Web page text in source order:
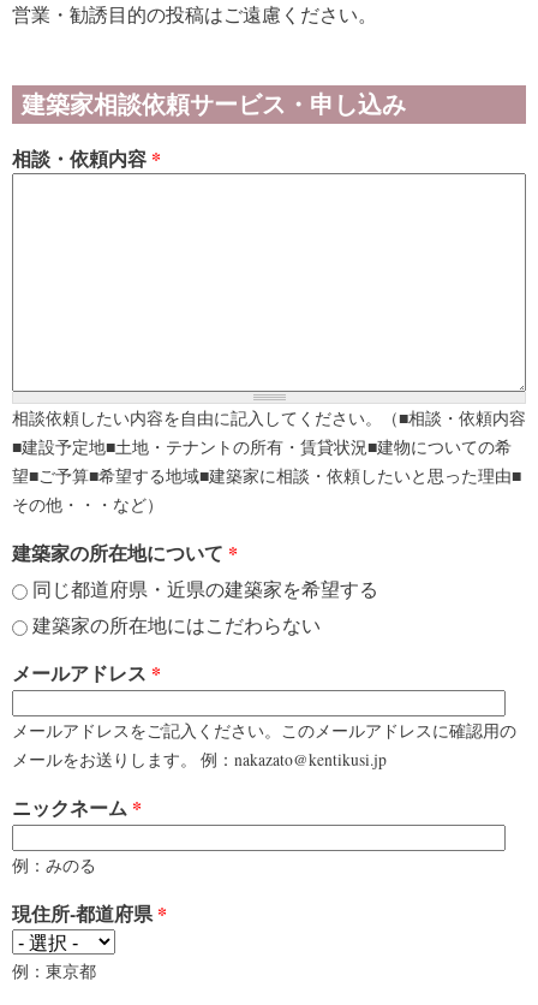
営業・勧誘目的の投稿はご遠慮ください。
建築家相談依頼サービス・申し込み
相談・依頼内容 *
相談依頼したい内容を自由に記入してください。（■相談・依頼内容
■建設予定地■土地・テナントの所有・賃貸状況■建物についての希
望■ご予算■希望する地域■建築家に相談・依頼したいと思った理由■
その他・・・など）
建築家の所在地について *
同じ都道府県・近県の建築家を希望する
建築家の所在地にはこだわらない
メールアドレス *
メールアドレスをご記入ください。このメールアドレスに確認用の
メールをお送りします。 例：nakazato@kentikusi.jp
ニックネーム *
例：みのる
現住所-都道府県*
例：東京都